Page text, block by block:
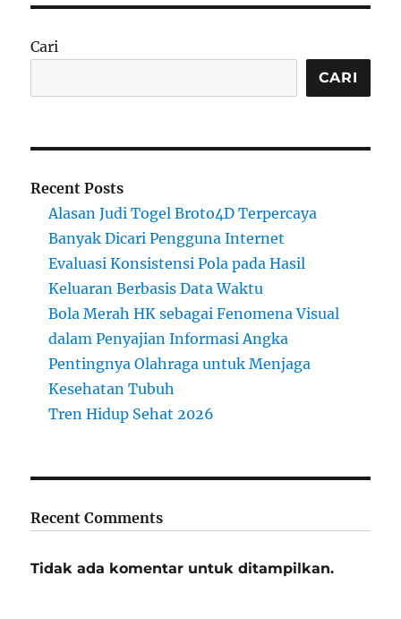
Cari
CARI
Recent Posts
Alasan Judi Togel Broto4D Terpercaya
Banyak Dicari Pengguna Internet
Evaluasi Konsistensi Pola pada Hasil
Keluaran Berbasis Data Waktu
Bola Merah HK sebagai Fenomena Visual
dalam Penyajian Informasi Angka
Pentingnya Olahraga untuk Menjaga
Kesehatan Tubuh
Tren Hidup Sehat 2026
Recent Comments
Tidak ada komentar untuk ditampilkan.